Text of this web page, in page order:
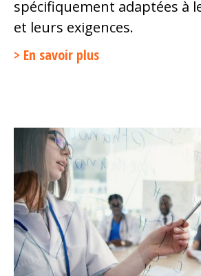
spécifiquement adaptées à
et leurs exigences.
En savoir plus